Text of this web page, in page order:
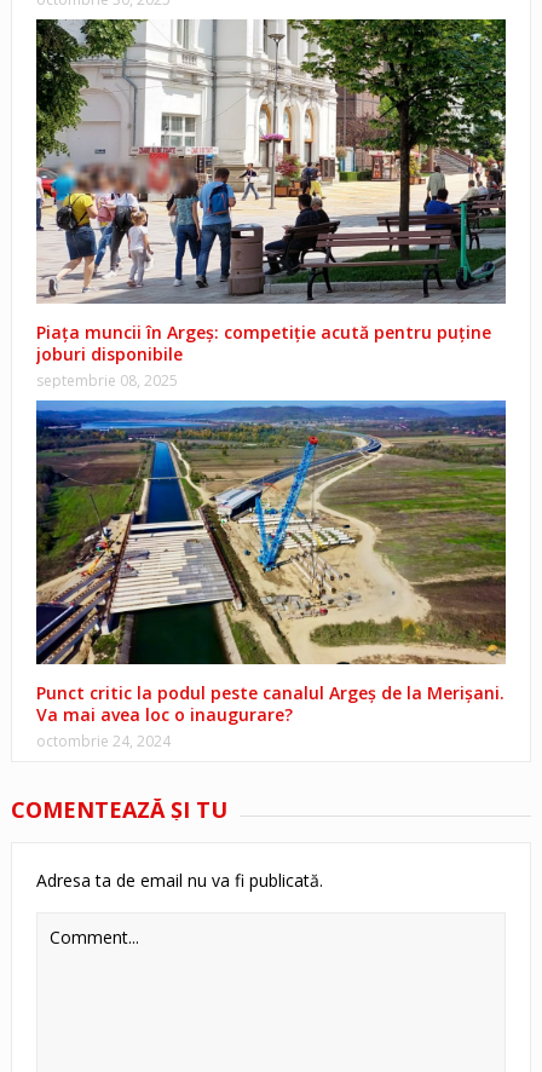
Piața muncii în Argeș: competiție acută pentru puține
joburi disponibile
septembrie 08, 2025
Punct critic la podul peste canalul Argeș de la Merișani.
Va mai avea loc o inaugurare?
octombrie 24, 2024
COMENTEAZĂ ŞI TU
Adresa ta de email nu va fi publicată.